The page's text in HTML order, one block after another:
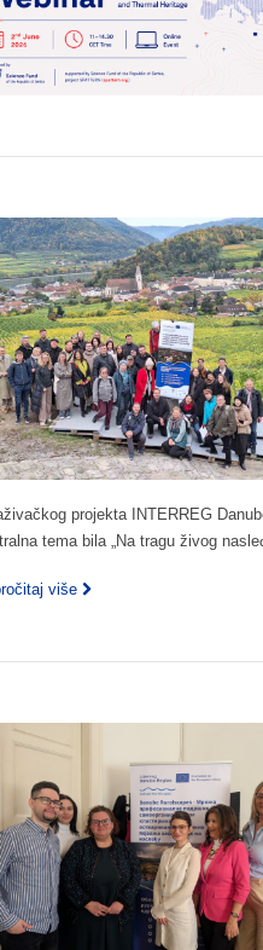
projekta INTERREG
tema bila „Na tragu živog
više